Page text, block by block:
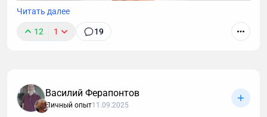
Читать далее
12 1 19
Василий Ферапонтов
Личный опыт11.09.2025